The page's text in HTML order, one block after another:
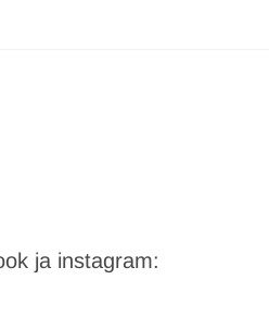
ja instagram: